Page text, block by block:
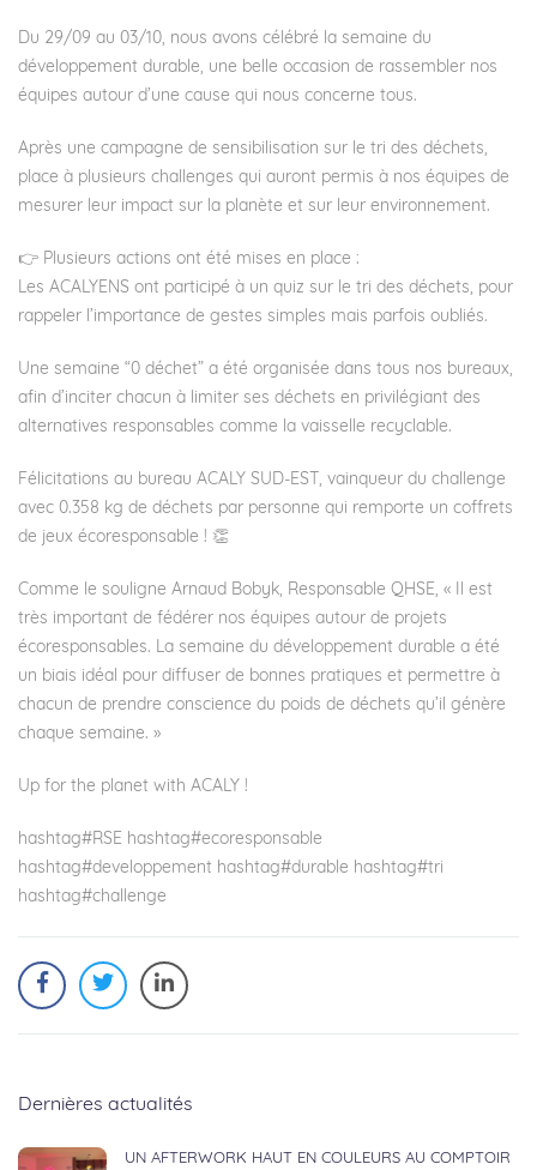
Du 29/09 au 03/10, nous avons célébré la semaine du
développement durable, une belle occasion de rassembler nos
équipes autour d’une cause qui nous concerne tous.
Après une campagne de sensibilisation sur le tri des déchets,
place à plusieurs challenges qui auront permis à nos équipes de
mesurer leur impact sur la planète et sur leur environnement.
👉 Plusieurs actions ont été mises en place :
Les ACALYENS ont participé à un quiz sur le tri des déchets, pour
rappeler l’importance de gestes simples mais parfois oubliés.
Une semaine “0 déchet” a été organisée dans tous nos bureaux,
afin d’inciter chacun à limiter ses déchets en privilégiant des
alternatives responsables comme la vaisselle recyclable.
Félicitations au bureau ACALY SUD-EST, vainqueur du challenge
avec 0.358 kg de déchets par personne qui remporte un coffrets
de jeux écoresponsable ! 👏
Comme le souligne Arnaud Bobyk, Responsable QHSE, « Il est
très important de fédérer nos équipes autour de projets
écoresponsables. La semaine du développement durable a été
un biais idéal pour diffuser de bonnes pratiques et permettre à
chacun de prendre conscience du poids de déchets qu’il génère
chaque semaine. »
Up for the planet with ACALY !
hashtag#RSE hashtag#ecoresponsable
hashtag#developpement hashtag#durable hashtag#tri
hashtag#challenge
Dernières actualités
UN AFTERWORK HAUT EN COULEURS AU COMPTOIR